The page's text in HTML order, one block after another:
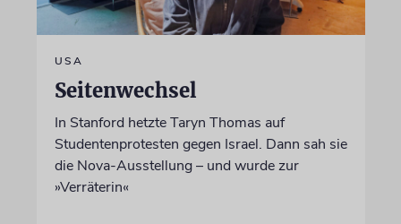
USA
Seitenwechsel
In Stanford hetzte Taryn Thomas auf
Studentenprotesten gegen Israel. Dann sah sie
die Nova-Ausstellung – und wurde zur
»Verräterin«